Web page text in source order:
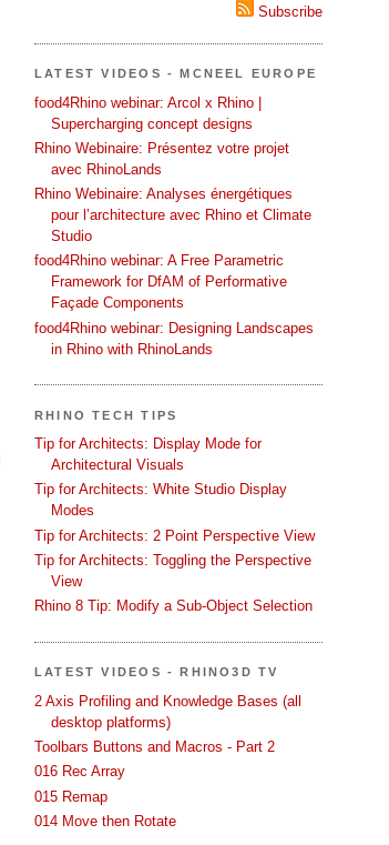
Subscribe
LATEST VIDEOS - MCNEEL EUROPE
food4Rhino webinar: Arcol x Rhino |
Supercharging concept designs
Rhino Webinaire: Présentez votre projet
avec RhinoLands
Rhino Webinaire: Analyses énergétiques
pour l’architecture avec Rhino et Climate
Studio
food4Rhino webinar: A Free Parametric
Framework for DfAM of Performative
Façade Components
food4Rhino webinar: Designing Landscapes
in Rhino with RhinoLands
RHINO TECH TIPS
Tip for Architects: Display Mode for
Architectural Visuals
Tip for Architects: White Studio Display
Modes
Tip for Architects: 2 Point Perspective View
Tip for Architects: Toggling the Perspective
View
Rhino 8 Tip: Modify a Sub-Object Selection
LATEST VIDEOS - RHINO3D TV
2 Axis Profiling and Knowledge Bases (all
desktop platforms)
Toolbars Buttons and Macros - Part 2
016 Rec Array
015 Remap
014 Move then Rotate